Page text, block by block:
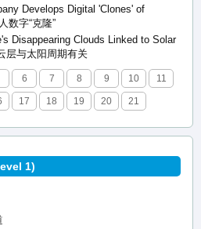
1)
Develops Digital 'Clones' of
数字“克隆”
Disappearing Clouds Linked to Solar
层与太阳周期有关
6 7 8 9 10 11
17 18 19 20 21